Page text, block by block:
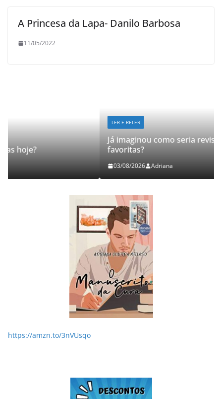
A Princesa da Lapa- Danilo Barbosa
11/05/2022
Já imaginou como seria revisitar suas histórias
favoritas?
https://amzn.to/3nVUsqo